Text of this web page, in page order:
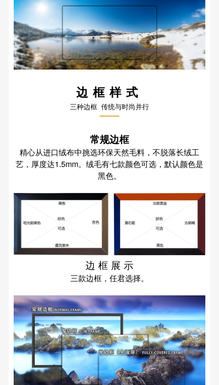
边框样式
三种边框 传统与时尚并行
常规边框
精心从进口绒布中挑选环保天然毛料，不脱落长绒工
艺，厚度达1.5mm。绒毛有七款颜色可选，默认颜色是
黑色。
边 框 展 示
三款边框，任君选择。